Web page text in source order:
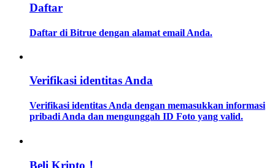
Panduan Pemula Berjangka
Daftar
Daftar di Bitrue dengan alamat email Anda.
Verifikasi identitas Anda
Verifikasi identitas Anda dengan memasukkan informasi
pribadi Anda dan mengunggah ID Foto yang valid.